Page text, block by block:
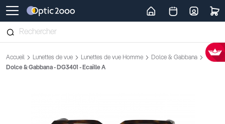
Retour vers la page d'accueil
Accueil Lunettes de vue Lunettes de vue Homme
Dolce & Gabbana
Dolce & Gabbana - DG3401 - Ecaille A